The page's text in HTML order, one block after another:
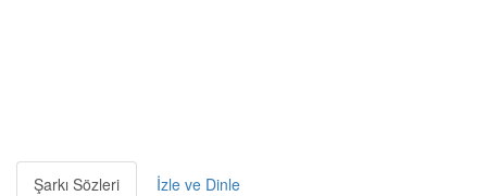
Şarkı Sözleri İzle ve Dinle